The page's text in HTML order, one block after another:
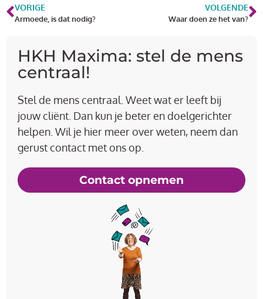
VORIGE
Armoede, is dat nodig?
VOLGENDE
Waar doen ze het van?
HKH Maxima: stel de mens
centraal!
Stel de mens centraal. Weet wat er leeft bij
jouw cliënt. Dan kun je beter en doelgerichter
helpen. Wil je hier meer over weten, neem dan
gerust contact met ons op.
Contact opnemen